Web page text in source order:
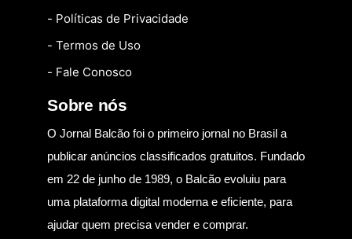
- Políticas de Privacidade
- Termos de Uso
- Fale Conosco
Sobre nós
O Jornal Balcão foi o primeiro jornal no Brasil a
publicar anúncios classificados gratuitos. Fundado
em 22 de junho de 1989, o Balcão evoluiu para
uma plataforma digital moderna e eficiente, para
ajudar quem precisa vender e comprar.